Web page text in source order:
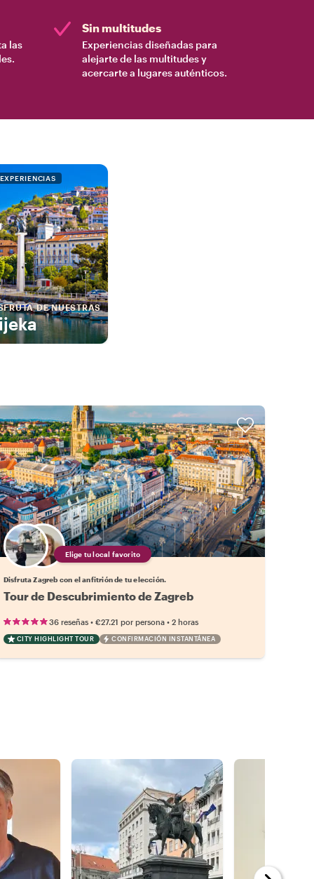
las
Sin multitudes
Experiencias diseñadas para
alejarte de las multitudes y
acercarte a lugares auténticos.
DE NUESTRAS
Elige tu local favorito
Disfruta Zagreb con el anfitrión de tu elección.
Tour de Descubrimiento de Zagreb
36 reseñas• €27.21 por persona• 2 horas
CITY HIGHLIGHT TOUR CONFIRMACIÓN INSTANTÁNEA